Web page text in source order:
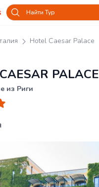
Найти Тур
Hotel Caesar Palace
PALACE
из Риги